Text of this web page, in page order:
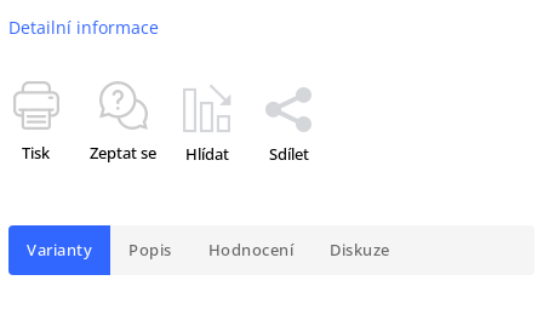
Detailní informace
Tisk Zeptat se Hlídat Sdílet
Varianty Popis Hodnocení Diskuze